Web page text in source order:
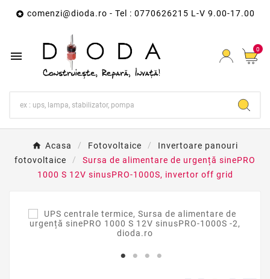
 comenzi@dioda.ro - Tel : 0770626215 L-V 9.00-17.00
 0
Acasa Fotovoltaice
Invertoare panouri
fotovoltaice
Sursa de alimentare de urgență sinePRO
1000 S 12V sinusPRO-1000S, invertor off grid